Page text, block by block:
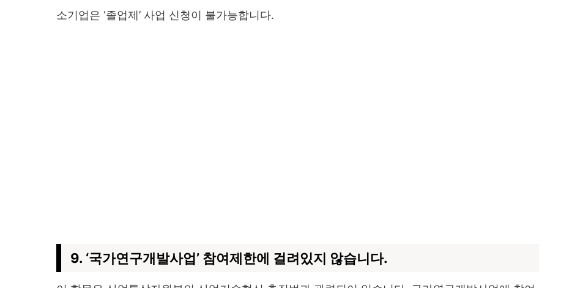
소기업은 ‘졸업제’ 사업 신청이 불가능합니다.
9. ‘국가연구개발사업’ 참여제한에 걸려있지 않습니다.